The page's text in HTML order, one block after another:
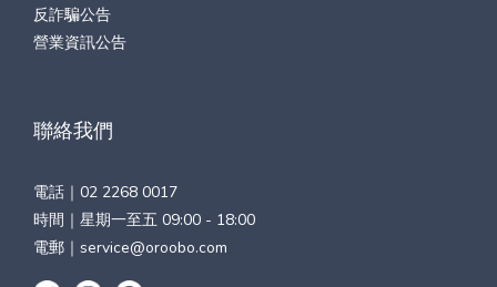
反詐騙公告
營業資訊公告
聯絡我們
電話｜ 02 2268 0017
時間｜星期一至五 09:00 - 18:00
電郵｜ service@oroobo.com